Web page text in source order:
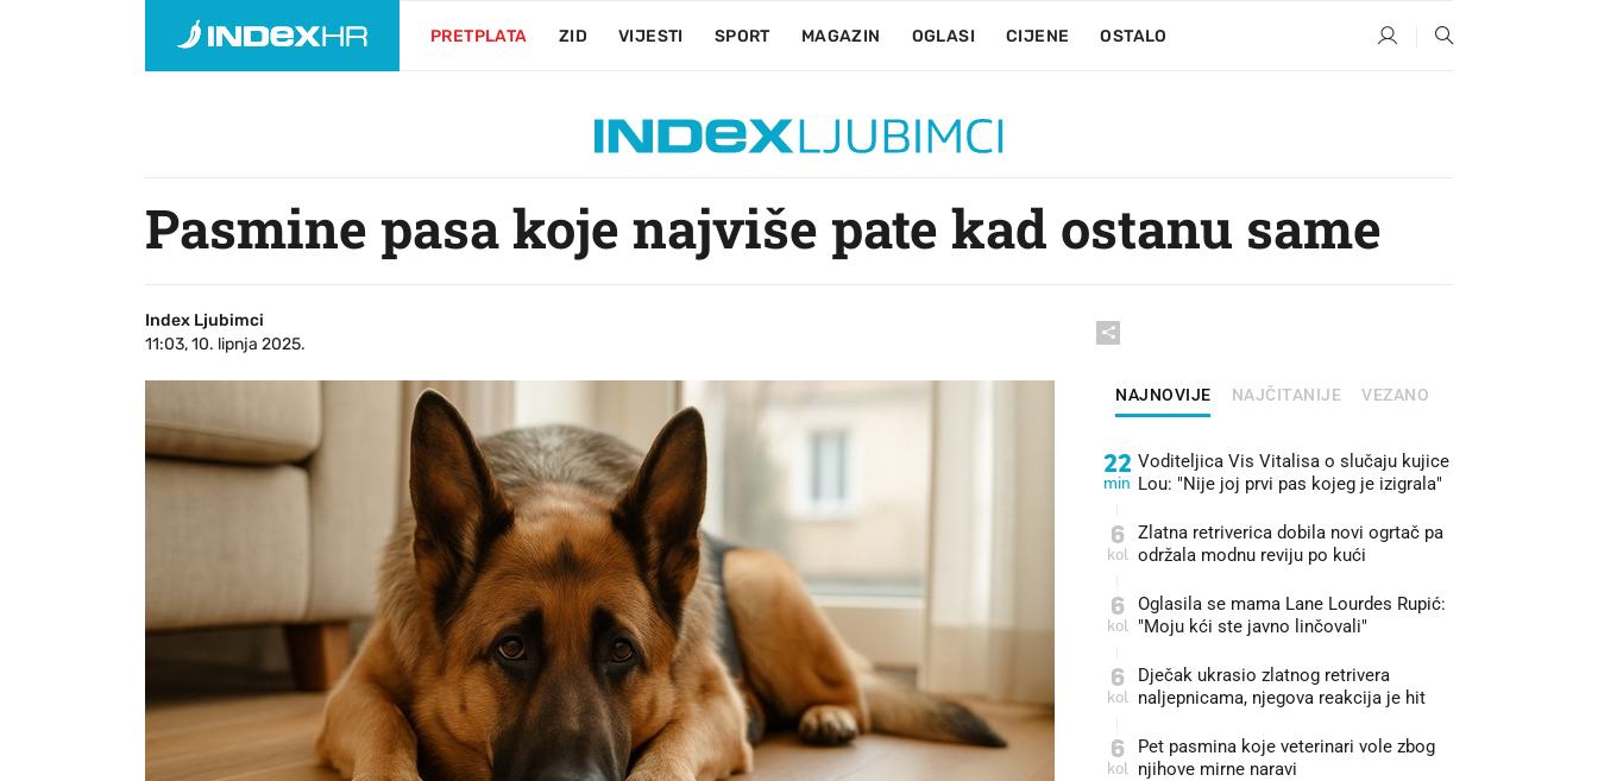
PRETPLATA ZID VIJESTI SPORT MAGAZIN OGLASI CIJENE OSTALO
Pasmine pasa koje najviše pate kad ostanu same
Index Ljubimci
11:03, 10. lipnja 2025.
NAJNOVIJE NAJČITANIJE VEZANO
22
min
Voditeljica Vis Vitalisa o slučaju kujice
Lou: "Nije joj prvi pas kojeg je izigrala"
6
kol
Zlatna retriverica dobila novi ogrtač pa
održala modnu reviju po kući 🤩
6
kol
Oglasila se mama Lane Lourdes Rupić:
"Moju kći ste javno linčovali"
6
kol
Dječak ukrasio zlatnog retrivera
naljepnicama, njegova reakcija je hit
6
kol
Pet pasmina koje veterinari vole zbog
njihove mirne naravi